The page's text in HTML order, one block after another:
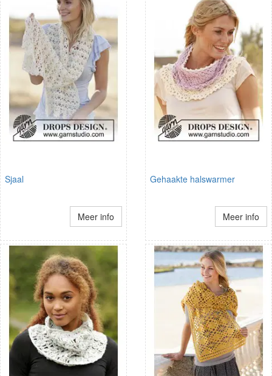
Sjaal
Meer info
Gehaakte halswarmer
Meer info